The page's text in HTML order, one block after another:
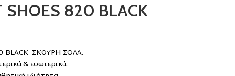
SHOES 820 BLACK
BLACK ΣΚΟΥΡΗ ΣΟΛΑ.
& εσωτερικά.